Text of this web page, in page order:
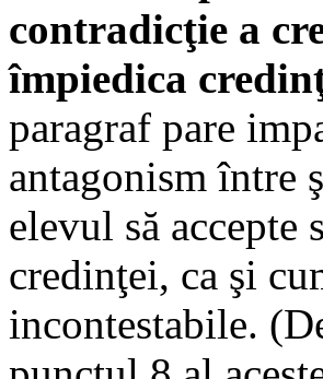
contradicţie a
împiedica
paragraf pare
antagonism între
elevul să
credinţei, ca şi
incontestabile.